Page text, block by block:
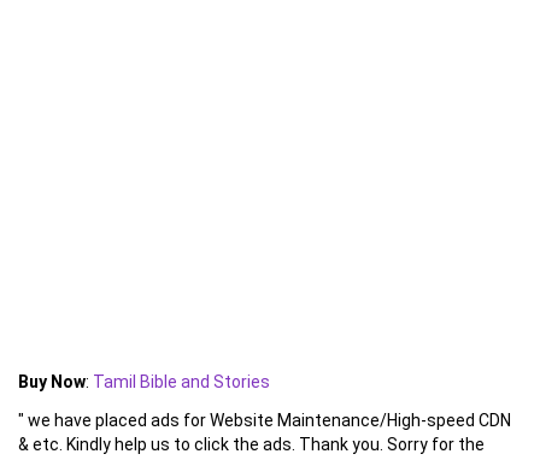
Buy Now: Tamil Bible and Stories
" we have placed ads for Website Maintenance/High-speed CDN
& etc. Kindly help us to click the ads. Thank you. Sorry for the